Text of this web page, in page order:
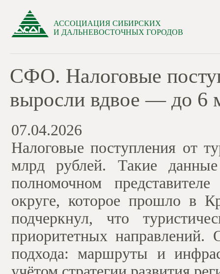
АССОЦИАЦИЯ СИБИРСКИХ
И ДАЛЬНЕВОСТОЧНЫХ ГОРОДОВ
СФО. Налоговые
выросли вдвое — до 6
07.04.2026
Налоговые поступления от
млрд рублей. Такие
полномочном
округе, которое прошло в
подчеркнул, что
приоритетных направлений.
подхода: маршруты и